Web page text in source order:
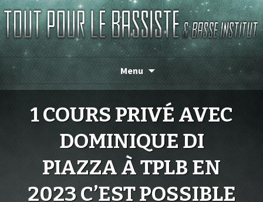
TOUT POUR LE BASSISTE
Menu
1 COURS PRIVÉ AVEC
DOMINIQUE DI
PIAZZA À TPLB EN
2023 C’EST POSSIBLE